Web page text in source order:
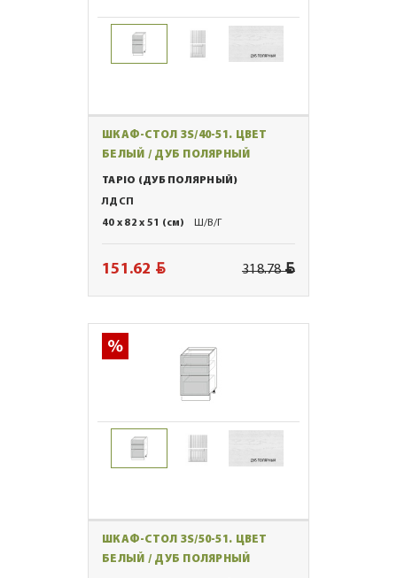
ШКАФ-СТОЛ 3S/40-51. ЦВЕТ
БЕЛЫЙ / ДУБ ПОЛЯРНЫЙ
TAPIO (ДУБ ПОЛЯРНЫЙ)
ЛДСП
40 x 82 x 51 (см)
Ш/В/Г
151.62 BYN 318.78BYN
ШКАФ-СТОЛ 3S/50-51. ЦВЕТ
БЕЛЫЙ / ДУБ ПОЛЯРНЫЙ